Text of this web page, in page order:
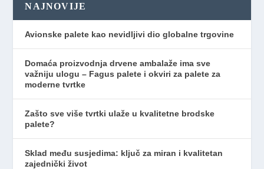
NAJNOVIJE
Avionske palete kao nevidljivi dio globalne trgovine
Domaća proizvodnja drvene ambalaže ima sve
važniju ulogu – Fagus palete i okviri za palete za
moderne tvrtke
Zašto sve više tvrtki ulaže u kvalitetne brodske
palete?
Sklad među susjedima: ključ za miran i kvalitetan
zajednički život